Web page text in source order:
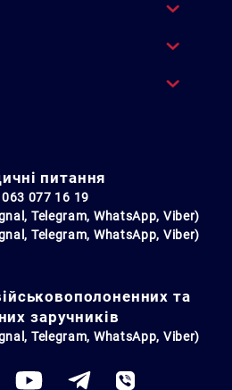
питання
077 16 19
Telegram, WhatsApp, Viber)
Telegram, WhatsApp, Viber)
та
заручників
Telegram, WhatsApp, Viber)